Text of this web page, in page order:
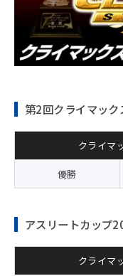
第2回クライマッ
クライマ
優勝
アスリートカップ
クライマ